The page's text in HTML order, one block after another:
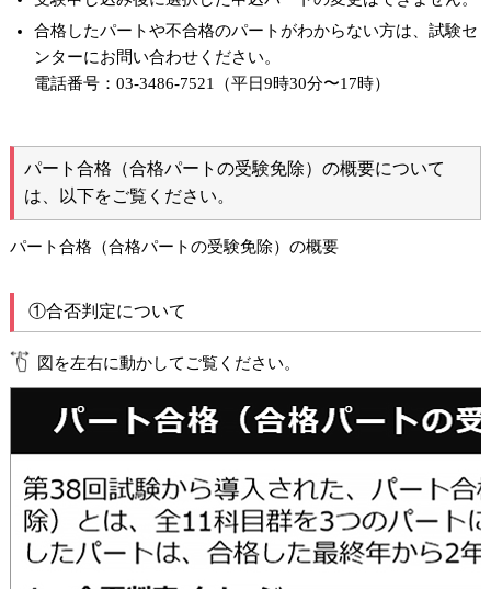
合格したパートや不合格のパートがわからない方は、試験セ
ンターにお問い合わせください。
電話番号：03-3486-7521（平日9時30分〜17時）
パート合格（合格パートの受験免除）の概要について
は、以下をご覧ください。
パート合格（合格パートの受験免除）の概要
①合否判定について
図を左右に動かしてご覧ください。